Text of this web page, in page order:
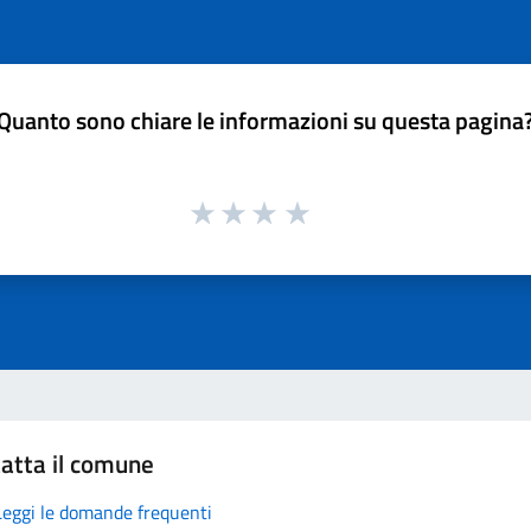
sono chiare le informazioni su questa
il comune
le domande frequenti